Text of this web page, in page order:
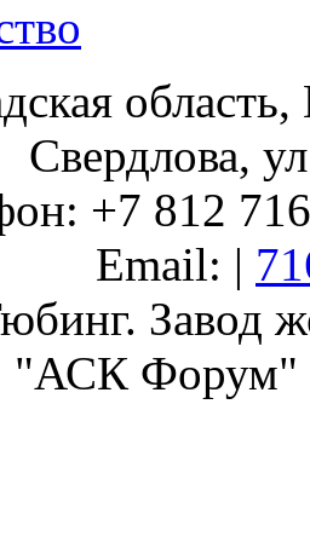
Свердлова,
+7 812
Email: |
Завод
"АСК Форум"